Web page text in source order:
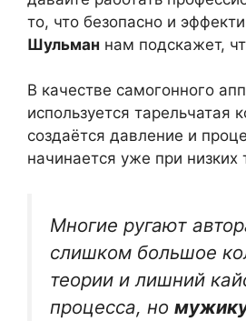
то, что безопасно и
Шульман нам подскажет,
В качестве самогонного
используется тарельчатая
создаётся давление и
начинается уже при низких
Многие ругают
слишком большое
теории и лишний
процесса, но